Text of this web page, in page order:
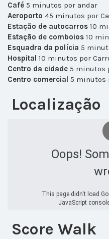
Café 5 minutos por andar
Aeroporto 45 minutos por
Estação de autocarros 10
Estação de comboios 10
Esquadra da polícia 5
Hospital 10 minutos por
Centro da cidade 5 minutos
Centro comercial 5 minutos
Localização
Oops!
This page didn't load
JavaScript
Score Walk